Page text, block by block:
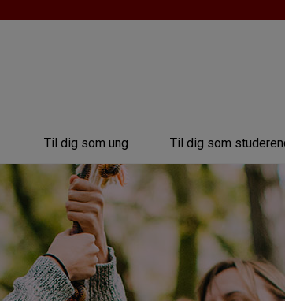
Til dig som ung Til dig som